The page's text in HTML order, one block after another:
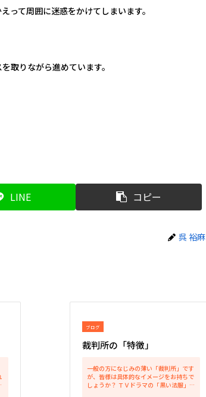
って周囲に迷惑をかけてしまいます。
取りながら進めています。
LINE コピー
呉 裕麻
ブログ
裁判所の「特徴」
一般の方になじみの薄い「裁判所」です
が、皆様は具体的なイメージをお持ちで
しょうか？ ＴＶドラマの「黒い法服」の